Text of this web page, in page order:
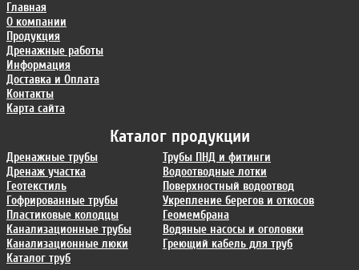
Каталог продукции
Дренажные трубы
Дренаж участка
Геотекстиль
Гофрированные трубы
Пластиковые колодцы
Канализационные трубы
Канализационные люки
Каталог труб
Трубы ПНД и фитинги
Водоотводные лотки
Поверхностный водоотвод
Укрепление берегов и откосов
Геомембрана
Водяные насосы и оголовки
Греющий кабель для труб
Главная
О компании
Продукция
Дренажные работы
Информация
Доставка и Оплата
Контакты
Карта сайта